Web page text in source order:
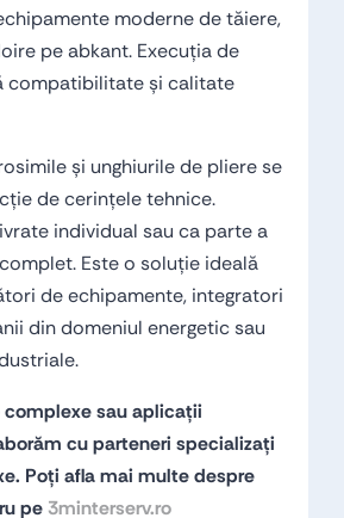
moderne de tăiere,
pe abkant. Execuția de
compatibilitate și calitate
și unghiurile de pliere se
de cerințele tehnice.
individual sau ca parte a
Este o soluție ideală
de echipamente, integratori
din domeniul energetic sau
complexe sau aplicații
cu parteneri specializați
Poți afla mai multe despre
pe 3minterserv.ro